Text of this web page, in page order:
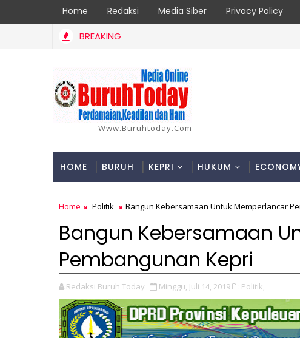
Home Redaksi Media Siber Privacy Policy
BREAKING
Www.buruhtoday.com
HOME BURUH KEPRI HUKUM
Home Politik Bangun Kebersamaan Untuk Memperlancar
Bangun Kebersamaan
Pembangunan Kepri
Redaksi Buruh Today Minggu, Juli 14, 2019 Politik,